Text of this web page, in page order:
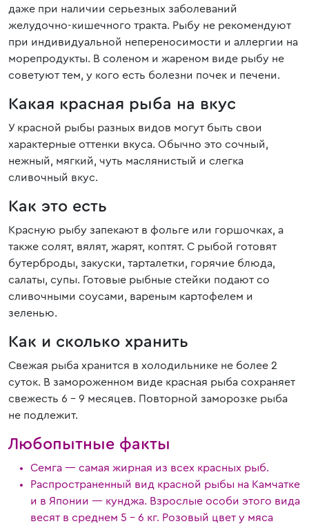
даже при наличии серьезных заболеваний
желудочно-кишечного тракта. Рыбу не рекомендуют
при индивидуальной непереносимости и аллергии на
морепродукты. В соленом и жареном виде рыбу не
советуют тем, у кого есть болезни почек и печени.
Какая красная рыба на вкус
У красной рыбы разных видов могут быть свои
характерные оттенки вкуса. Обычно это сочный,
нежный, мягкий, чуть маслянистый и слегка
сливочный вкус.
Как это есть
Красную рыбу запекают в фольге или горшочках, а
также солят, вялят, жарят, коптят. С рыбой готовят
бутерброды, закуски, тарталетки, горячие блюда,
салаты, супы. Готовые рыбные стейки подают со
сливочными соусами, вареным картофелем и
зеленью.
Как и сколько хранить
Свежая рыба хранится в холодильнике не более 2
суток. В замороженном виде красная рыба сохраняет
свежесть 6 – 9 месяцев. Повторной заморозке рыба
не подлежит.
Любопытные факты
Семга — самая жирная из всех красных рыб.
Распространенный вид красной рыбы на Камчатке
и в Японии — кунджа. Взрослые особи этого вида
весят в среднем 5 – 6 кг. Розовый цвет у мяса